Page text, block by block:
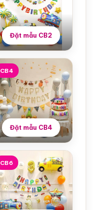
Đặt mẫu CB2
CB4
Đặt mẫu CB4
CB6